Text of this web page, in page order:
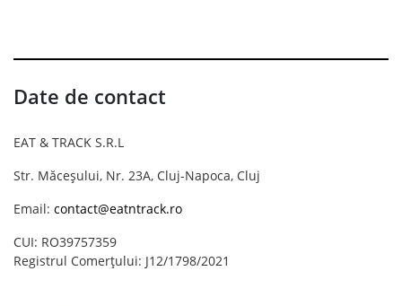
Date de contact
EAT & TRACK S.R.L
Str. Măceșului, Nr. 23A, Cluj-Napoca, Cluj
Email: contact@eatntrack.ro
CUI: RO39757359
Registrul Comerțului: J12/1798/2021